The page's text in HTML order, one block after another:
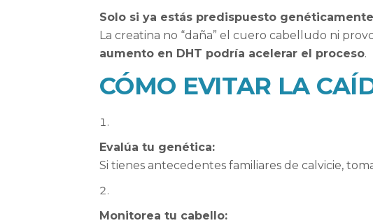
Solo si ya estás predispuesto
La creatina no “daña” el cuero cabelludo ni
aumento en DHT podría acelerar el proceso.
CÓMO EVITAR LA
Evalúa tu genética:
Si tienes antecedentes familiares de calvicie,
Monitorea tu cabello: